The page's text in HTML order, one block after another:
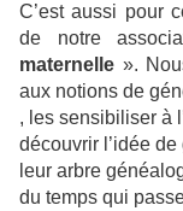
C’est aussi pour
de notre
maternelle ».
aux notions de
, les sensibiliser à
découvrir l’idée
leur arbre
du temps qui